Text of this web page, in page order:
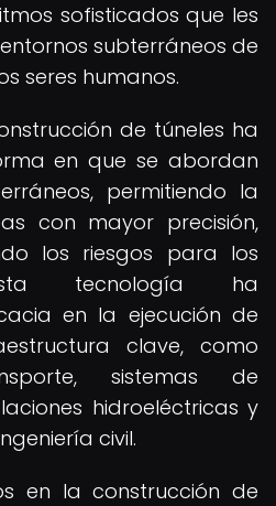
sofisticados que les
subterráneos de
seres humanos.
de túneles ha
en que se abordan
permitiendo la
con mayor precisión,
los riesgos para los
tecnología ha
en la ejecución de
clave, como
sistemas de
hidroeléctricas y
civil.
en la construcción de